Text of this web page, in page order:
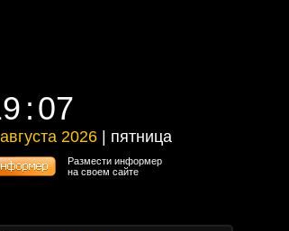
07
07
2026 | пятница
2026 | пятница
Размести информер
на своем сайте